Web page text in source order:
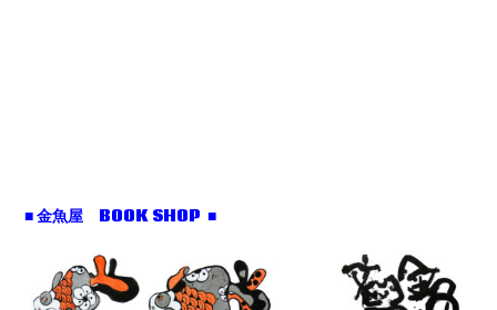
■ 金魚屋 BOOK SHOP ■